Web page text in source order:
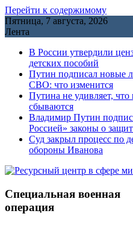
Перейти к содержимому
Пятница, 7 августа, 2026
Лента
В России утвердили
детских пособий
Путин подписал новые
СВО: что изменится
Путина не удивляет,
сбываются
Владимир Путин
Россией» законы о
Cуд закрыл процесс по
обороны Иванова
Специальная военная
операция